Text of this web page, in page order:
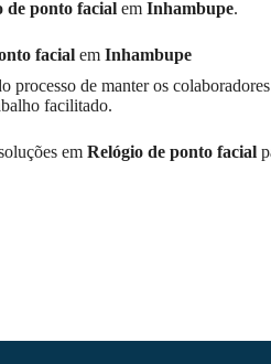
de ponto facial em Inhambupe.
facial em Inhambupe
processo de manter os
facilitado.
em Relógio de ponto facial